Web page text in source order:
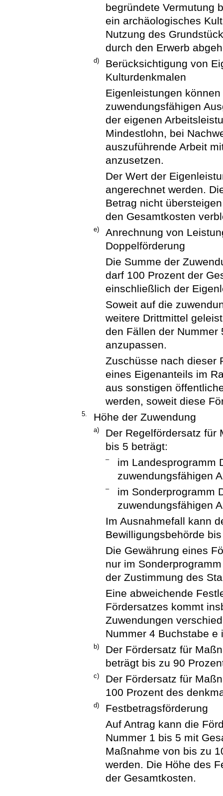
begründete Vermutung
ein archäologisches
Nutzung des
durch den Erwerb
d)
Berücksichtigung von
Kulturdenkmalen
Eigenleistungen
zuwendungsfähigen
der eigenen
Mindestlohn, bei
auszuführende Arbeit
anzusetzen.
Der Wert der
angerechnet werden.
Betrag nicht
den Gesamtkosten
e)
Anrechnung von
Doppelförderung
Die Summe der
darf 100 Prozent der
einschließlich der
Soweit auf die
weitere Drittmittel
den Fällen der Nummer
anzupassen.
Zuschüsse nach dieser
eines Eigenanteils im
aus sonstigen
werden, soweit diese
5. Höhe der Zuwendung
a)
Der Regelfördersatz für
bis 5 beträgt:
–
im Landesprogramm
zuwendungsfähigen
–
im Sonderprogramm
zuwendungsfähigen
Im Ausnahmefall kann
Bewilligungsbehörde
Die Gewährung eines
nur im
der Zustimmung des
Eine abweichende
Fördersatzes kommt
Zuwendungen
Nummer 4 Buchstabe e
b)
Der Fördersatz für
beträgt bis zu 90
c)
Der Fördersatz für
100 Prozent des
d)
Festbetragsförderung
Auf Antrag kann die
Nummer 1 bis 5 mit
Maßnahme von bis zu
werden. Die Höhe des
der Gesamtkosten.